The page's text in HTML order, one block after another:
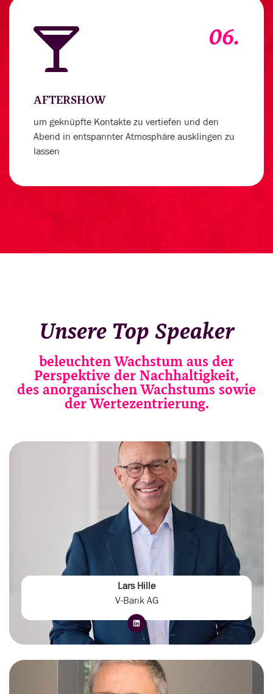
06.
AFTERSHOW
um geknüpfte Kontakte zu vertiefen und den
Abend in entspannter Atmosphäre ausklingen zu
lassen
Unsere Top Speaker
beleuchten Wachstum aus der
Perspektive der Nachhaltigkeit,
des anorganischen Wachstums sowie
der Wertezentrierung.
Lars Hille
V-Bank AG